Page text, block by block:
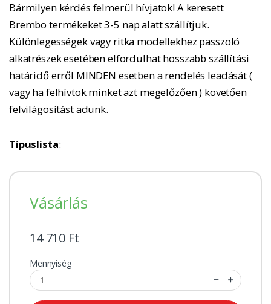
Bármilyen kérdés felmerül hívjatok! A keresett
Brembo termékeket 3-5 nap alatt szállítjuk.
Különlegességek vagy ritka modellekhez passzoló
alkatrészek esetében elfordulhat hosszabb szállítási
határidő erről MINDEN esetben a rendelés leadását (
vagy ha felhívtok minket azt megelőzően ) követően
felvilágosítást adunk.
Típuslista:
Vásárlás
14 710 Ft
Mennyiség